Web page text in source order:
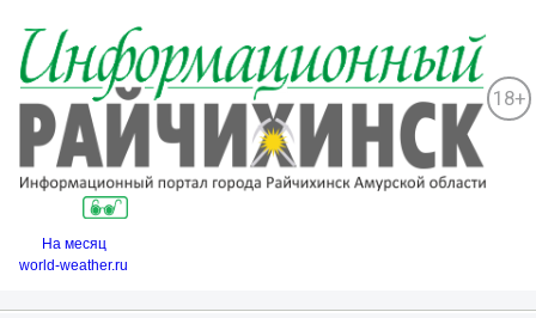
18+
На месяц
world-weather.ru